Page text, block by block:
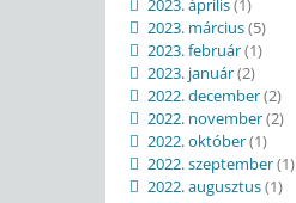
2023. április(1)
2023. március(5)
2023. február(1)
2023. január(2)
2022. december(2)
2022. november(2)
2022. október(1)
2022. szeptember(1)
2022. augusztus(1)